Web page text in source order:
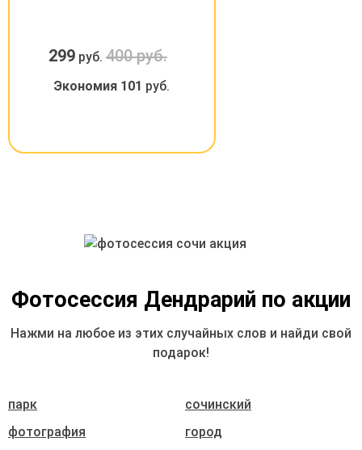
299руб. 400 руб.
Экономия 101 руб.
Фотосессия Дендрарий по акции
Нажми на любое из этих случайных слов и найди свой
подарок!
парк
сочинский
фотография
город